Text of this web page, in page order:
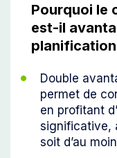
Pourquoi le
est-il
Double
permet de
en profitant
significative,
soit d’au